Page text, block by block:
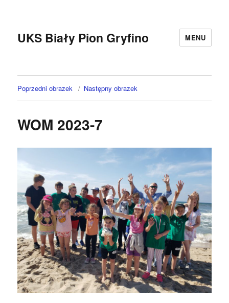
UKS Biały Pion Gryfino MENU
Poprzedni obrazek Następny obrazek
WOM 2023-7